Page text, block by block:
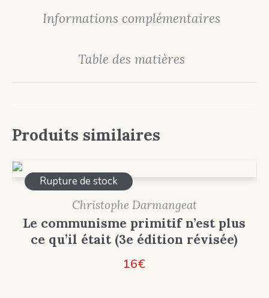
Informations complémentaires
Table des matières
Produits similaires
Rupture de stock
Christophe Darmangeat
Le communisme primitif n’est plus
ce qu’il était (3e édition révisée)
16€